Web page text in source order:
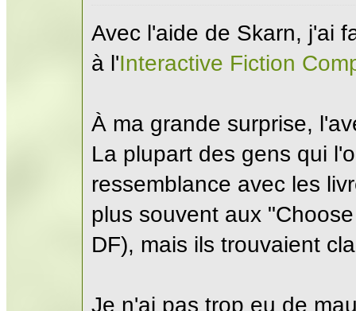
Avec l'aide de Skarn, j'ai
à l'Interactive Fiction
À ma grande surprise,
La plupart des gens qui
ressemblance avec les
plus souvent aux
DF), mais ils trouvaient
Je n'ai pas trop eu de